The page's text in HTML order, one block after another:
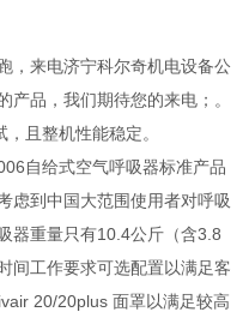
，来电济宁科尔奇机电设备公
产品，我们期待您的来电；。
且整机性能稳定。
自给式空气呼吸器标准产品
虑到中国大范围使用者对呼吸
器重量只有10.4公斤（含3.8
间工作要求可选配置以满足客
20/20plus 面罩以满足较高